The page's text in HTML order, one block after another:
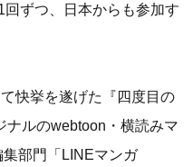
ずつ、日本からも参加す
快挙を遂げた『四度目の
ナルのwebtoon・横読みマ
部門「LINEマンガ